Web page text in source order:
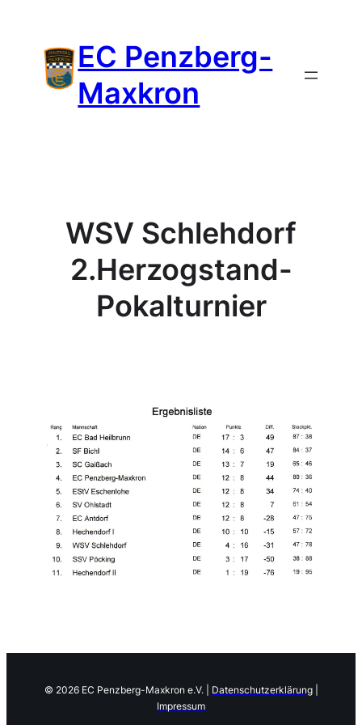
springen
EC Penzberg-
Maxkron
WSV Schlehdorf
2.Herzogstand-
Pokalturnier
© 2026 EC Penzberg-Maxkron e.V. | Datenschutzerklärung
Impressum